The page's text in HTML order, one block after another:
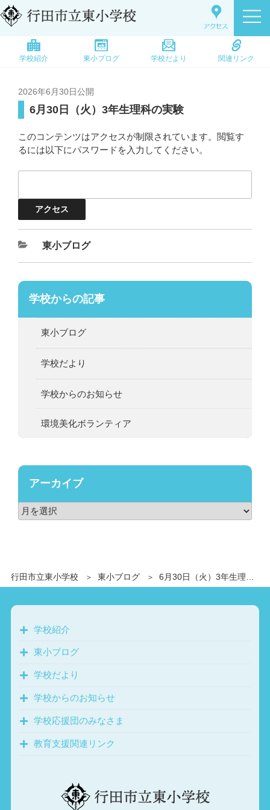
学校紹介 東小ブログ 学校だより 関連リンク
行田市立東小学校 東小ブログ 6月30日（火）3年生理科の実験
2026年6月30日公開
6月30日（火）3年生理科の実験
このコンテンツはアクセスが制限されています。閲覧す
るには以下にパスワードを入力してください。
東小ブログ
学校からの記事
東小ブログ
学校だより
学校からのお知らせ
環境美化ボランティア
アーカイブ
学校紹介
東小ブログ
学校だより
学校からのお知らせ
学校応援団のみなさま
教育支援関連リンク